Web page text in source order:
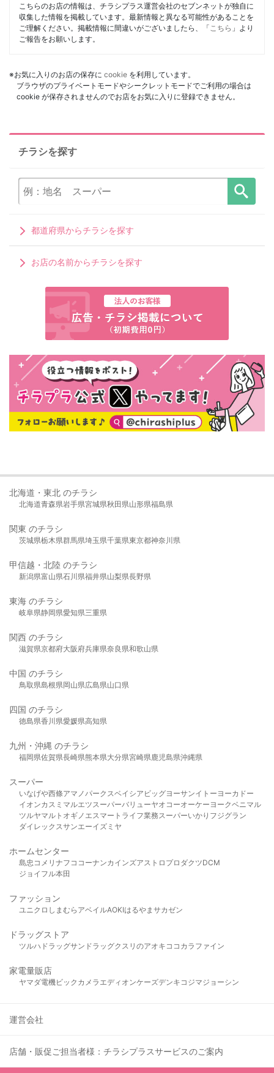
こちらのお店の情報は、チラシプラス運営会社のセブンネットが独自に
収集した情報を掲載しています。最新情報と異なる可能性があることを
ご理解ください。掲載情報に間違いがございましたら、「 こちら 」より
ご報告をお願いします。
※お気に入りのお店の保存に cookie を利用しています。
ブラウザのプライベートモードやシークレットモードでご利用の場合は
cookie が保存されませんのでお店をお気に入りに登録できません。
チラシを探す
都道府県からチラシを探す
お店の名前からチラシを探す
北海道・東北 のチラシ
北海道青森県岩手県宮城県秋田県山形県福島県
関東 のチラシ
茨城県栃木県群馬県埼玉県千葉県東京都神奈川県
甲信越・北陸 のチラシ
新潟県富山県石川県福井県山梨県長野県
東海 のチラシ
岐阜県静岡県愛知県三重県
関西 のチラシ
滋賀県京都府大阪府兵庫県奈良県和歌山県
中国 のチラシ
鳥取県島根県岡山県広島県山口県
四国 のチラシ
徳島県香川県愛媛県高知県
九州・沖縄 のチラシ
福岡県佐賀県長崎県熊本県大分県宮崎県鹿児島県沖縄県
スーパー
いなげや西條アマノパークスベイシア ビッグヨーサンイトーヨーカドー
イオンカスミ マルエツスーパーバリューヤオコーオーケー ヨークベニマル
ツルヤマルト オギノ エスマート ライフ業務スーパーいかり フジグラン
ダイレックスサンエーイズミヤ
ホームセンター
島忠 コメリ ナフコ コーナンカインズアストロプロダクツDCM
ジョイフル本田
ファッション
ユニクロ しまむら アベイルAOKIはるやま サカゼン
ドラッグストア
ツルハドラッグサンドラッグクスリのアオキ ココカラファイン
家電量販店
ヤマダ電機ビックカメラ エディオンケーズデンキ コジマジョーシン
運営会社
店舗・販促ご担当者様：チラシプラスサービスのご案内